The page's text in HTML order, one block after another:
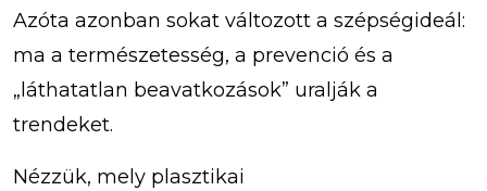
Azóta azonban sokat változott a szépségideál:
ma a természetesség, a prevenció és a
„láthatatlan beavatkozások” uralják a
trendeket.
Nézzük, mely plasztikai